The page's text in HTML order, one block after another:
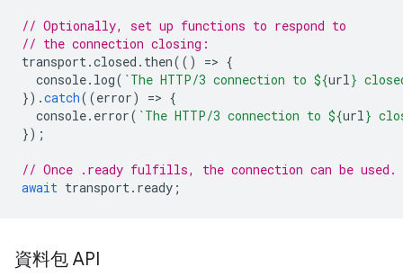
// Optionally, set up functions to respond to
// the connection closing:
transport.closed . then(() => {
console. log( `The HTTP/3 connection to ${url}
}).catch((error) => {
console. error( `The HTTP/3 connection to ${url}
});
// Once .ready fulfills, the connection can be used.
await transport. ready ;
資料包 API